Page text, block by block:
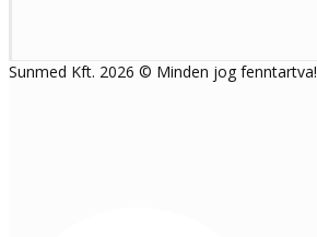
Sunmed Kft. 2026 © Minden jog fenntartva!